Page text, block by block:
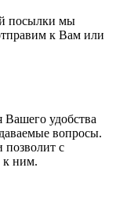
посылки мы
к Вам или
Вашего удобства
вопросы.
позволит с
к ним.